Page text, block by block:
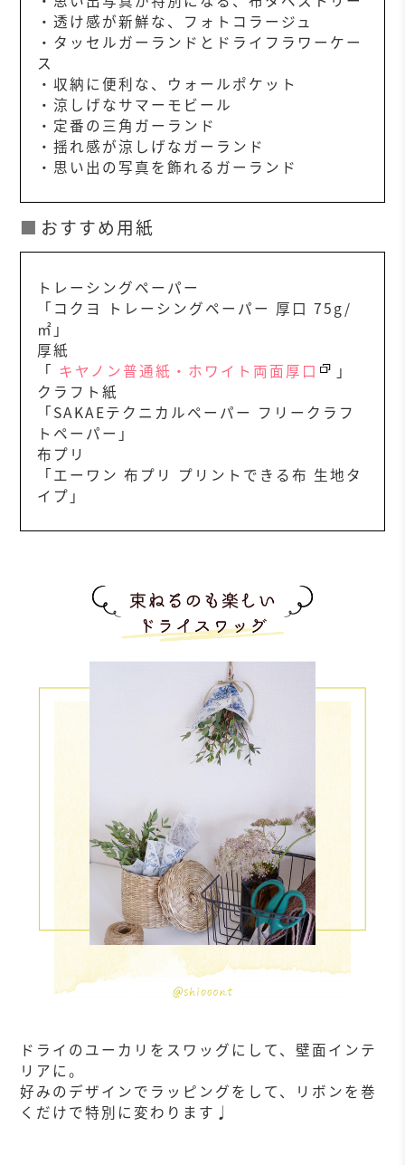
・透け感が新鮮な、フォトコラージュ
・タッセルガーランドとドライフラワーケー
ス
・収納に便利な、ウォールポケット
・涼しげなサマーモビール
・定番の三角ガーランド
・揺れ感が涼しげなガーランド
・思い出の写真を飾れるガーランド
おすすめ用紙
トレーシングペーパー
「コクヨ トレーシングペーパー 厚口 75g/
㎡」
厚紙
「 キヤノン普通紙・ホワイト両面厚口
」
クラフト紙
「SAKAEテクニカルペーパー フリークラフ
トペーパー」
布プリ
「エーワン 布プリ プリントできる布 生地タ
イプ」
ドライのユーカリをスワッグにして、壁面インテ
リアに。
好みのデザインでラッピングをして、リボンを巻
くだけで特別に変わります♩